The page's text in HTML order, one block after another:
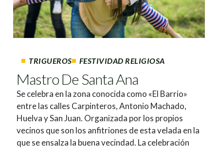
TRIGUEROS FESTIVIDAD RELIGIOSA
Mastro De Santa Ana
Se celebra en la zona conocida como «El Barrio»
entre las calles Carpinteros, Antonio Machado,
Huelva y San Juan. Organizada por los propios
vecinos que son los anfitriones de esta velada en la
que se ensalza la buena vecindad. La celebración